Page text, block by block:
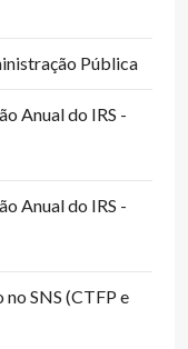
Pública
Anual do IRS -
Anual do IRS -
SNS (CTFP e